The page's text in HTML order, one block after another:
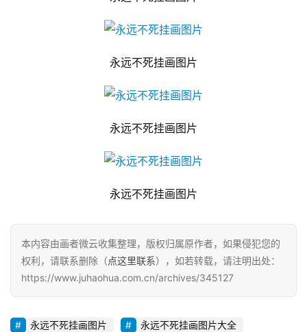
永远不死挂画图片
永远不死挂画图片
永远不死挂画图片
本内容由画者微云收集整理，版权归属原作者，如果侵犯您的
权利，请联系删除（点这里联系），如若转载，请注明出处：
https://www.juhaohua.com.cn/archives/345127
永远不死挂画图片 永远不死挂画图片大全